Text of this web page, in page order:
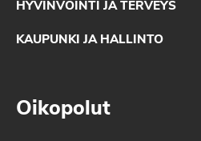
HYVINVOINTI JA TERVEYS
KAUPUNKI JA HALLINTO
Oikopolut